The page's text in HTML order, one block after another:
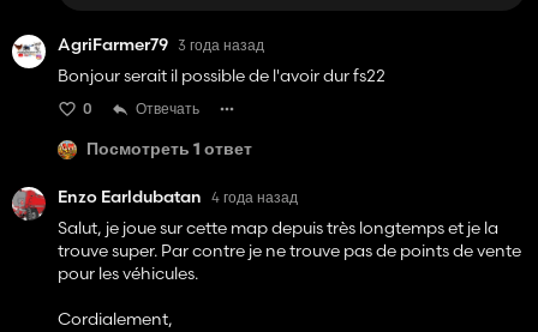
AgriFarmer79 3 года назад
Bonjour serait il possible de l'avoir dur fs22
0 Отвечать
Посмотреть 1 ответ
Enzo Earldubatan 4 года назад
Salut, je joue sur cette map depuis très longtemps et je la
trouve super. Par contre je ne trouve pas de points de vente
pour les véhicules.
Cordialement,